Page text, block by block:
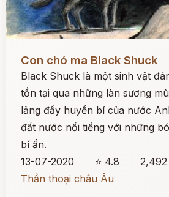
Con chó ma Black Shuck
Black Shuck là một sinh vật
tồn tại qua những làn sương
lảng đầy huyền bí của nước
đất nước nổi tiếng với những
bí ẩn.
13-07-2020
⭐ 4.8
Thần thoại châu Âu